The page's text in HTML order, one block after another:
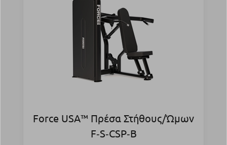
Force USA™ Πρέσα Στήθους/Ώμων
F‑S‑CSP‑B